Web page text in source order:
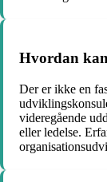
Hvordan
Der er ikke en
videregående
eller ledelse.